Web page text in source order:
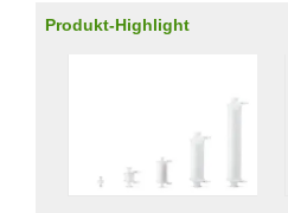
Produkt-Highlight